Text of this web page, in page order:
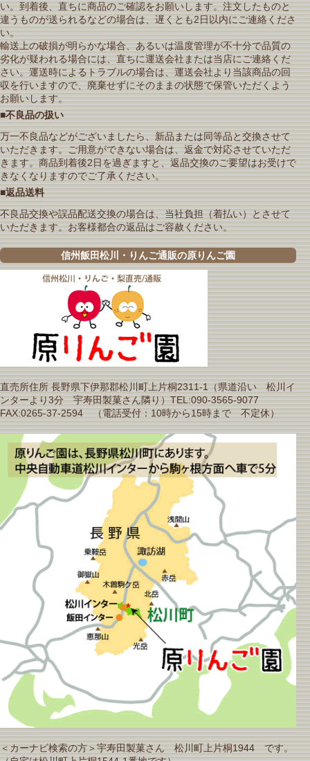
い。到着後、直ちに商品のご確認をお願いします。注文したものと
違うものが送られるなどの場合は、遅くとも2日以内にご連絡くださ
い。
輸送上の破損が明らかな場合、あるいは温度管理が不十分で品質の
劣化が疑われる場合には、直ちに運送会社または当店にご連絡くだ
さい。運送時によるトラブルの場合は、運送会社より当該商品の回
収を行いますので、廃棄せずにそのままの状態で保管いただくよう
お願いします。
■不良品の扱い
万一不良品などがございましたら、新品または同等品と交換させて
いただきます。ご用意ができない場合は、返金で対応させていただ
きます。商品到着後2日を過ぎますと、返品交換のご要望はお受けで
きなくなりますのでご了承ください。
■返品送料
不良品交換や誤品配送交換の場合は、当社負担（着払い）とさせて
いただきます。お客様都合の返品はご容赦ください。
信州飯田松川・りんご通販の原りんご園
直売所住所 長野県下伊那郡松川町上片桐2311-1（県道沿い 松川イ
ンターより3分 宇寿田製菓さん隣り）TEL:090-3565-9077
FAX:0265-37-2594 （電話受付：10時から15時まで 不定休）
＜カーナビ検索の方＞宇寿田製菓さん 松川町上片桐1944 です。